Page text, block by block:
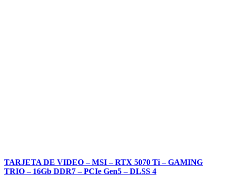
TARJETA DE VIDEO – MSI – RTX 5070 Ti – GAMING
TRIO – 16Gb DDR7 – PCIe Gen5 – DLSS 4